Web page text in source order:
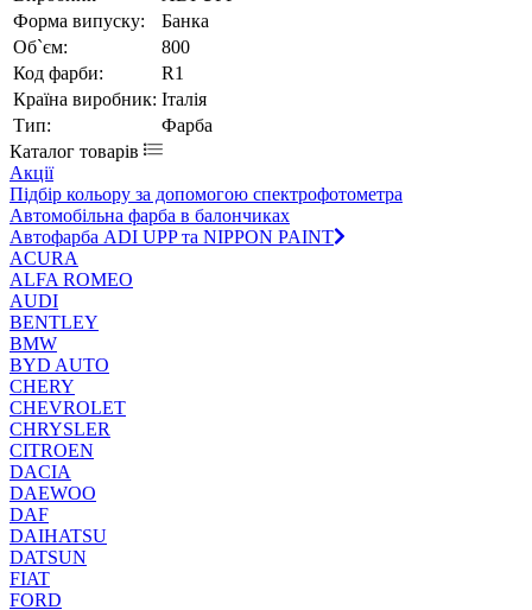
Форма випуску:
Банка
Об`єм:
800
Код фарби:
R1
Країна виробник: Італія
Тип:
Фарба
Каталог товарів
Акції
Підбір кольору за допомогою спектрофотометра
Автомобільна фарба в балончиках
Автофарба ADI UPP та NIPPON PAINT
ACURA
ALFA ROMEO
AUDI
BENTLEY
BMW
BYD AUTO
CHERY
CHEVROLET
CHRYSLER
CITROEN
DACIA
DAEWOO
DAF
DAIHATSU
DATSUN
FIAT
FORD